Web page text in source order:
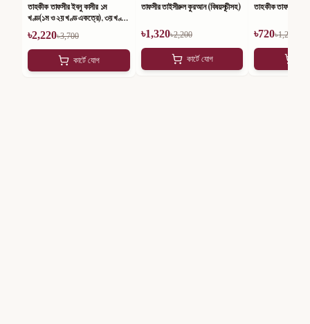
-40%
তাহকীক তাফসীর ইবনু কাসীর ১ম
খণ্ড(১ম ও ২য় খণ্ড একত্রে), ৩য় খণ্ড,
৳2,220৳3,700
কার্টে যোগ
-40%
তাফসীর তাইসীরুল কুরআন (বিষয়সূচীসহ)
৳1,320৳2,200
কার্টে যোগ
-40%
তাহকীক তাফসীর ইবনু
৳720৳1,200